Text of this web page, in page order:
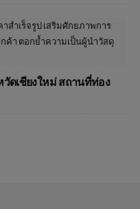
ดเชียงใหม่ สถานที่ท่อง